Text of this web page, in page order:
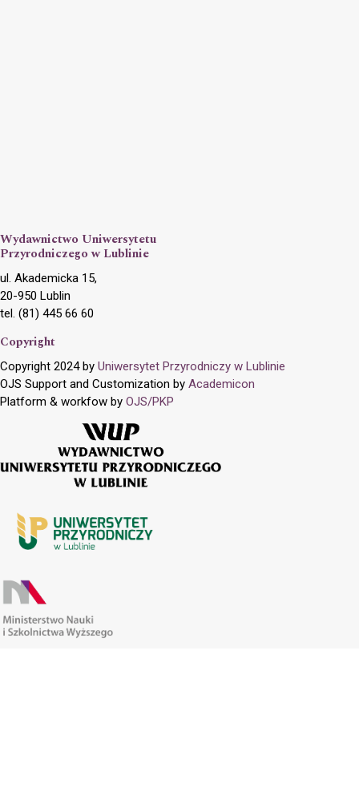
Wydawnictwo Uniwersytetu
Przyrodniczego w Lublinie
ul. Akademicka 15,
20-950 Lublin
tel. (81) 445 66 60
Copyright
Copyright 2024 by Uniwersytet Przyrodniczy w Lublinie
OJS Support and Customization by Academicon
Platform & workfow by OJS/PKP